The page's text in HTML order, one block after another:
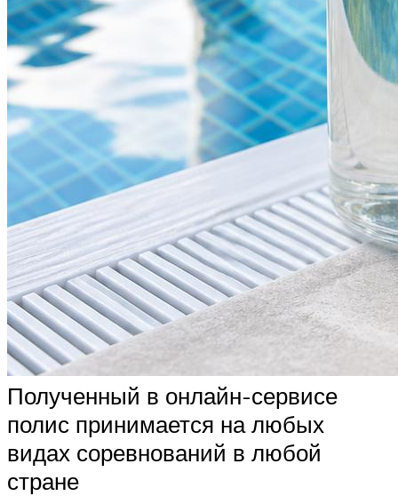
Полученный в онлайн-сервисе
полис принимается на любых
видах соревнований в любой
стране